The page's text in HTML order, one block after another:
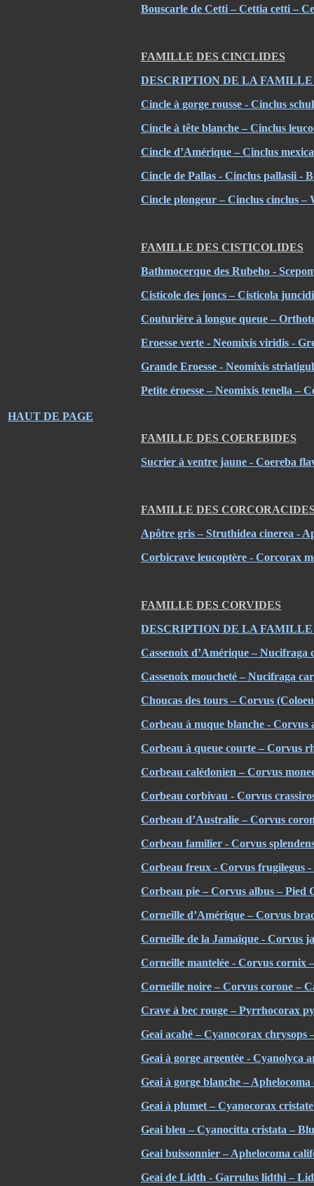
Bouscarle de Cetti – Cettia cetti –
FAMILLE DES CINCLIDES
DESCRIPTION DE LA
Cincle à gorge rousse - Cinclus
Cincle à tête blanche – Cinclus
Cincle d’Amérique – Cinclus
Cincle de Pallas - Cinclus pallasii -
Cincle plongeur – Cinclus cinclus
FAMILLE DES CISTICOLIDES
Bathmocerque des Rubeho -
Cisticole des joncs – Cisticola
Couturière à longue queue –
Eroesse verte - Neomixis viridis -
Grande Eroesse - Neomixis
Petite éroesse – Neomixis tenella –
FAMILLE DES COEREBIDES
Sucrier à ventre jaune - Coereba
FAMILLE DES
Apôtre gris – Struthidea cinerea -
Corbicrave leucoptère - Corcorax
FAMILLE DES CORVIDES
DESCRIPTION DE LA FAMILLE
Cassenoix d’Amérique –
Cassenoix moucheté – Nucifraga
Choucas des tours – Corvus
Corbeau à nuque blanche - Corvus
Corbeau à queue courte – Corvus
Corbeau calédonien – Corvus
Corbeau corbivau - Corvus
Corbeau d’Australie – Corvus
Corbeau familier - Corvus
Corbeau freux - Corvus frugilegus -
Corbeau pie – Corvus albus – Pied
Corneille d’Amérique – Corvus
Corneille de la Jamaïque - Corvus
Corneille mantelée - Corvus cornix
Corneille noire – Corvus corone –
Crave à bec rouge – Pyrrhocorax
Geai acahé – Cyanocorax chrysops
Geai à gorge argentée - Cyanolyca
Geai à gorge blanche –
Geai à plumet – Cyanocorax
Geai bleu – Cyanocitta cristata –
Geai buissonnier – Aphelocoma
Geai de Lidth - Garrulus lidthi –
HAUT DE PAGE